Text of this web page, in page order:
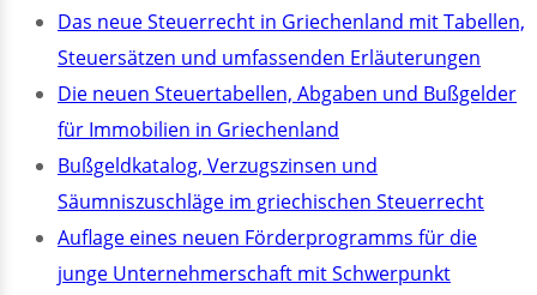
Das neue Steuerrecht in Griechenland mit Tabellen,
Steuersätzen und umfassenden Erläuterungen
Die neuen Steuertabellen, Abgaben und Bußgelder
für Immobilien in Griechenland
Bußgeldkatalog, Verzugszinsen und
Säumniszuschläge im griechischen Steuerrecht
Auflage eines neuen Förderprogramms für die
junge Unternehmerschaft mit Schwerpunkt